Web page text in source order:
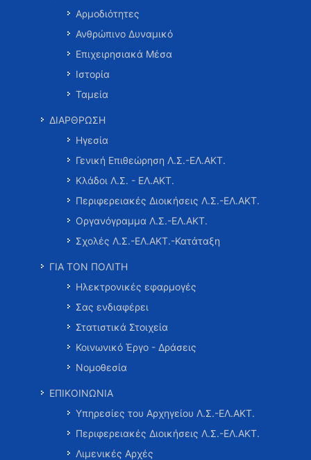
Αρμοδιότητες
Ανθρώπινο Δυναμικό
Επιχειρησιακά Μέσα
Ιστορία
Ταμεία
ΔΙΑΡΘΡΩΣΗ
Ηγεσία
Γενική Επιθεώρηση Λ.Σ.-ΕΛ.ΑΚΤ.
Κλάδοι Λ.Σ. - ΕΛ.ΑΚΤ.
Περιφερειακές Διοικήσεις Λ.Σ.-ΕΛ.ΑΚΤ.
Οργανόγραμμα Λ.Σ.-ΕΛ.ΑΚΤ.
Σχολές Λ.Σ.-ΕΛ.ΑΚΤ.-Κατάταξη
ΓΙΑ ΤΟΝ ΠΟΛΙΤΗ
Ηλεκτρονικές εφαρμογές
Σας ενδιαφέρει
Στατιστικά Στοιχεία
Κοινωνικό Έργο - Δράσεις
Νομοθεσία
ΕΠΙΚΟΙΝΩΝΙΑ
Υπηρεσίες του Αρχηγείου Λ.Σ.-ΕΛ.ΑΚΤ.
Περιφερειακές Διοικήσεις Λ.Σ.-ΕΛ.ΑΚΤ.
Λιμενικές Αρχές